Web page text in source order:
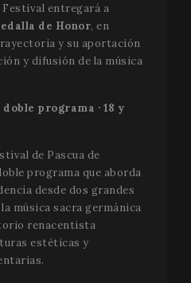
Festival entregará a
de Honor, en
y su aportación
y difusión de la música
programa · 18 y
de Pascua de
programa que aborda
desde dos grandes
música sacra germánica
renacentista
estéticas y